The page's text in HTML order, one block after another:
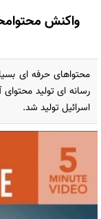
واکنش
رسانه ای تولید
اسرائیل تولید شد.